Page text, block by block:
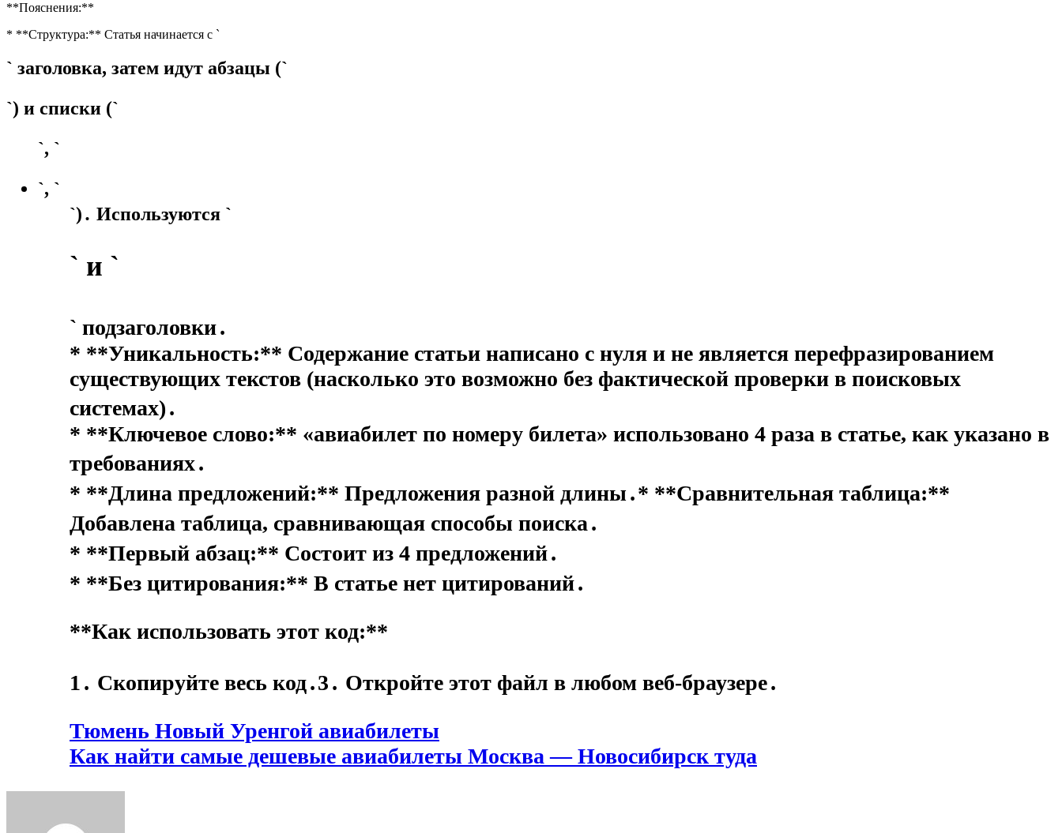
**Пояснения:**
* **Структура:** Статья начинается с `
` заголовка, затем идут абзацы (`
`) и списки (`
`, `
`, `
`)․ Используются `
` и `
` подзаголовки․
* **Уникальность:** Содержание статьи написано с нуля и не является перефразированием
существующих текстов (насколько это возможно без фактической проверки в поисковых
системах)․
* **Ключевое слово:** «авиабилет по номеру билета» использовано 4 раза в статье, как указано в
требованиях․
* **Длина предложений:** Предложения разной длины․* **Сравнительная таблица:**
Добавлена таблица, сравнивающая способы поиска․
* **Первый абзац:** Состоит из 4 предложений․
* **Без цитирования:** В статье нет цитирований․
**Как использовать этот код:**
1․ Скопируйте весь код․3․ Откройте этот файл в любом веб-браузере․
Навигация
по
записям
Тюмень Новый Уренгой авиабилеты
Как найти самые дешевые авиабилеты Москва — Новосибирск туда